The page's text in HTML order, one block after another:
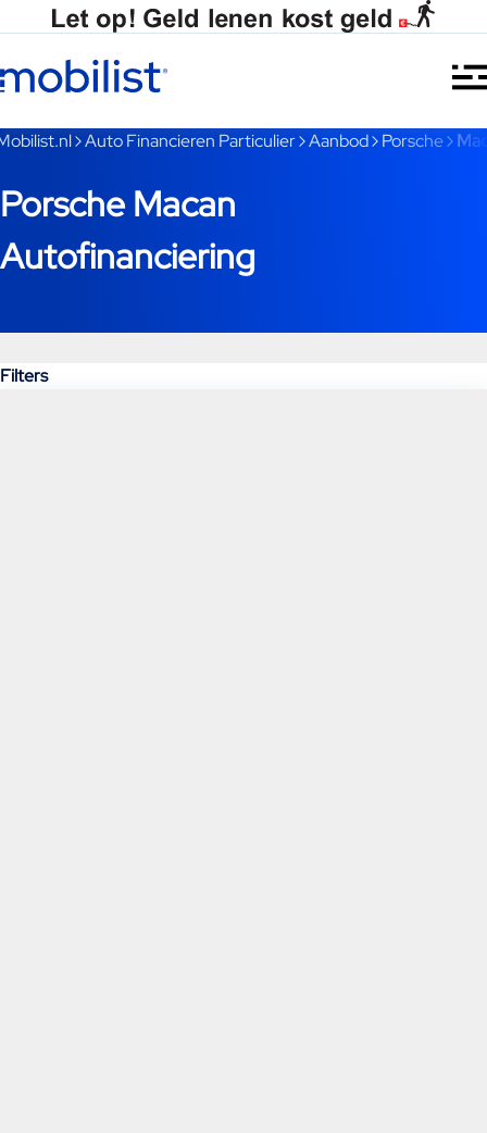
Ga naar hoofdinhoud
Je bent nu voorbij het hoofdmenu
Auto Financieren Particulier Aanbod Porsche
Porsche Macan
Autofinanciering
Filters